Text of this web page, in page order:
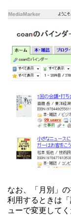
なお、「月別」
利用するときは
ューで変更してく